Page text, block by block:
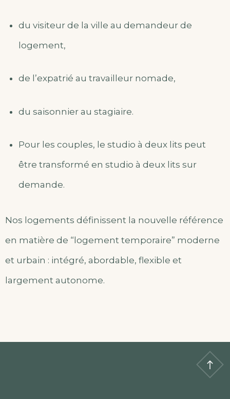
du visiteur de la ville au demandeur de
logement,
de l’expatrié au travailleur nomade,
du saisonnier au stagiaire.
Pour les couples, le studio à deux lits peut
être transformé en studio à deux lits sur
demande.
Nos logements définissent la nouvelle référence
en matière de “logement temporaire” moderne
et urbain : intégré, abordable, flexible et
largement autonome.